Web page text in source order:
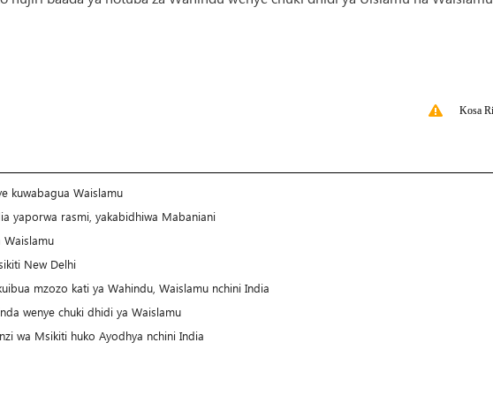
Kosa
kuwabagua Waislamu
yaporwa rasmi, yakabidhiwa Mabaniani
Waislamu
New Delhi
mzozo kati ya Wahindu, Waislamu nchini India
wenye chuki dhidi ya Waislamu
wa Msikiti huko Ayodhya nchini India